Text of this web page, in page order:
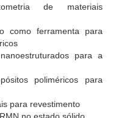
de materiais
como ferramenta para
para a
poliméricos para
para revestimento
no estado sólido